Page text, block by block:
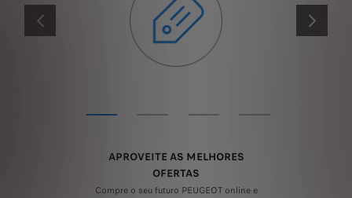
ANTERIOR SEGUINTE
APROVEITE AS MELHORES
OFERTAS
Compre o seu futuro PEUGEOT online e